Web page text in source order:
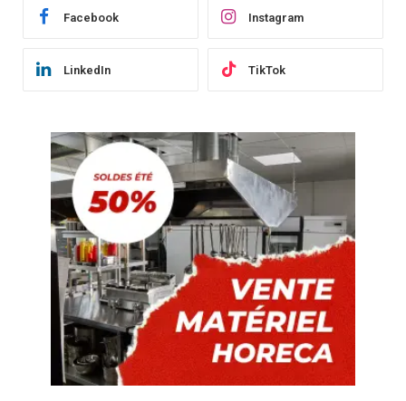
Facebook Instagram
LinkedIn TikTok